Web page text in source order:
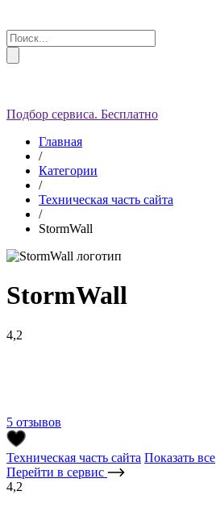
Подбор сервиса. Бесплатно
Главная
/
Категории
/
Техническая часть сайта
/
StormWall
StormWall
4,2
5 отзывов
Техническая часть сайта Показать все
Перейти в сервис
4,2